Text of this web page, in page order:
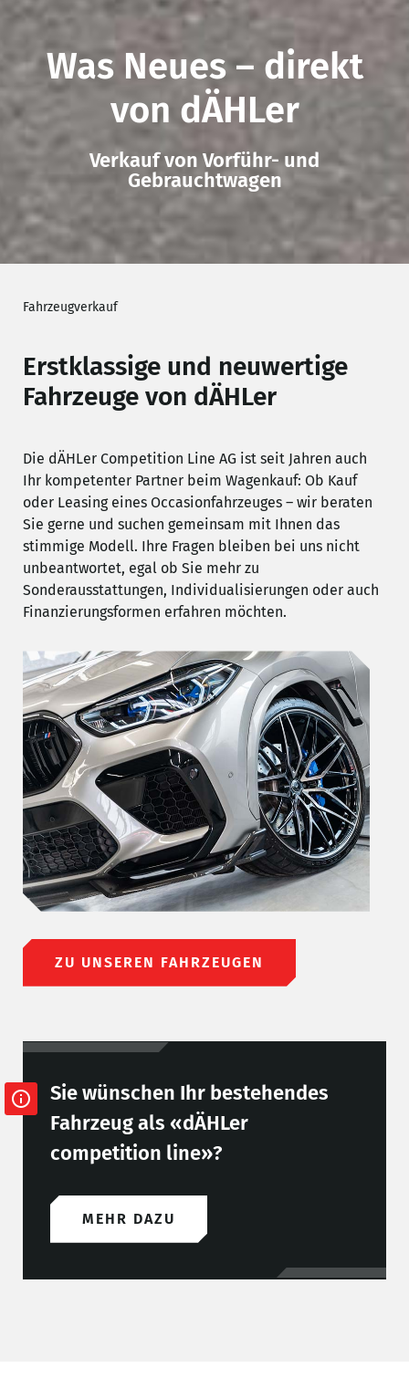
Was Neues – direkt
von dÄHLer
Verkauf von Vorführ- und
Gebrauchtwagen
Fahrzeugverkauf
Erstklassige und neuwertige
Fahrzeuge von dÄHLer
Die dÄHLer Competition Line AG ist seit Jahren auch
Ihr kompetenter Partner beim Wagenkauf: Ob Kauf
oder Leasing eines Occasionfahrzeuges – wir beraten
Sie gerne und suchen gemeinsam mit Ihnen das
stimmige Modell. Ihre Fragen bleiben bei uns nicht
unbeantwortet, egal ob Sie mehr zu
Sonderausstattungen, Individualisierungen oder auch
Finanzierungsformen erfahren möchten.
ZU UNSEREN FAHRZEUGEN
Sie wünschen Ihr bestehendes
Fahrzeug als «dÄHLer
competition line»?
MEHR DAZU